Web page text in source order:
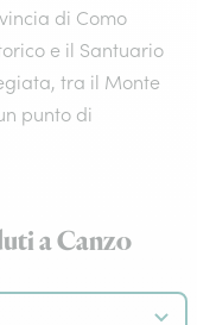
di Como
e il Santuario
tra il Monte
punto di
a Canzo